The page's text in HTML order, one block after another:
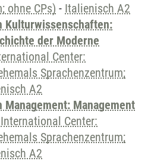
ohne CPs) - Italienisch A2
Kulturwissenschaften:
der Moderne
Center:
Sprachenzentrum;
A2
Management: Management
International Center:
Sprachenzentrum;
A2